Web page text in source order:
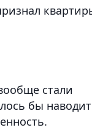
стали
бы